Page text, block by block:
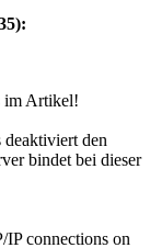
im Artikel!
deaktiviert den
bindet bei dieser
IP connections on